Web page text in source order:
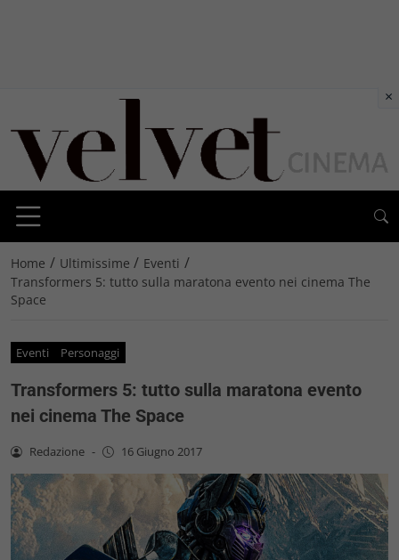
Home / Ultimissime / Eventi /
Transformers 5: tutto sulla maratona evento nei cinema The
Space
Eventi Personaggi
Transformers 5: tutto sulla maratona evento
nei cinema The Space
Redazione - 16 Giugno 2017
×